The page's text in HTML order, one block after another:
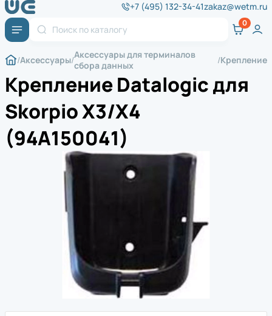
+7 (495) 132-34-41zakaz@wetm.ru
Аксессуары Аксессуары для терминалов
сбора данных
Крепление
Крепление Datalogic для
Skorpio X3/X4
(94A150041)